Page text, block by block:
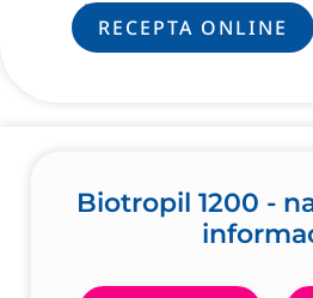
leczenie.
RECEPTA ONLINE
Biotropil 1200 -